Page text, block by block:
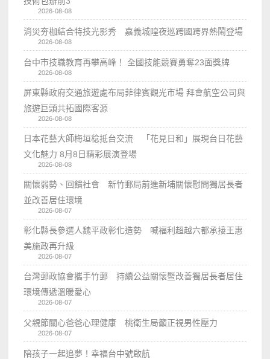
2026-08-08
消災夯枷結合特技光影秀 嘉義城隍夜巡跨國跨界熱鬧登場
2026-08-08
台中市技職教育再攀高峰！ 全國技能競賽勇奪23面獎牌
2026-08-08
屏東縣政府交通旅遊處布局菲律賓觀光市場 拜會航空公司與
旅遊巨頭共拓國際客源
2026-08-08
日本花藝大師梅垣稔抵台交流 「花見日和」展現台日花藝
文化魅力 8月8日精彩展演登場
2026-08-08
關懷弱勢、回饋社會 新竹郵局前進新埔關懷慰問獨居長者
並改善居住環境
2026-08-07
彰化縣長參選人魏平政彰化造勢 喊福利超越六都承接王惠
美施政再升級
2026-08-07
台灣郵政協會攜手竹郵 持續公益關懷暨改善獨居長者居住
環境傳遞溫暖愛心
2026-08-07
父親節關心爸爸心理健康 桃衛生局籲正視男性壓力
2026-08-07
陪孩子一起追夢！幸福台中號啟航